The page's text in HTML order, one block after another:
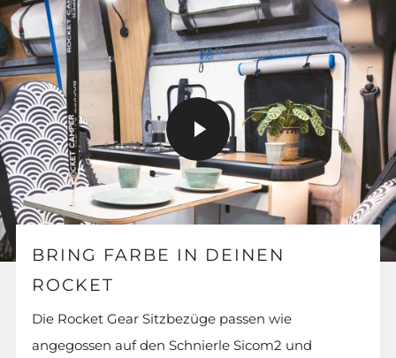
VIDEO
STARTEN
BRING FARBE IN DEINEN
ROCKET
Die Rocket Gear Sitzbezüge passen wie
angegossen auf den Schnierle Sicom2 und